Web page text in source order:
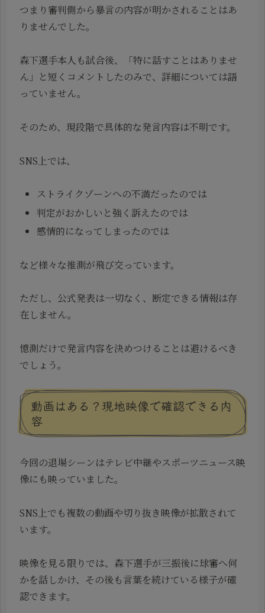
つまり審判側から暴言の内容が明かされることはあ
りませんでした。
森下選手本人も試合後、「特に話すことはありませ
ん」と短くコメントしたのみで、詳細については語
っていません。
そのため、現段階で具体的な発言内容は不明です。
SNS上では、
ストライクゾーンへの不満だったのでは
判定がおかしいと強く訴えたのでは
感情的になってしまったのでは
など様々な推測が飛び交っています。
ただし、公式発表は一切なく、断定できる情報は存
在しません。
憶測だけで発言内容を決めつけることは避けるべき
でしょう。
動画はある？現地映像で確認できる内
容
今回の退場シーンはテレビ中継やスポーツニュース映
像にも映っていました。
SNS上でも複数の動画や切り抜き映像が拡散されて
います。
映像を見る限りでは、森下選手が三振後に球審へ何
かを話しかけ、その後も言葉を続けている様子が確
認できます。